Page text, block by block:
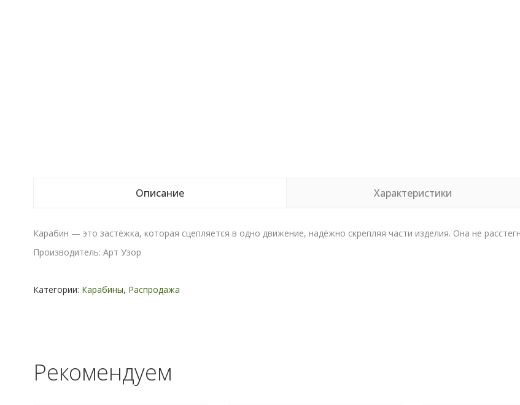
Описание Характеристики
Карабин — это застёжка, которая сцепляется в одно движение, надёжно скрепляя части изделия. Она не
Производитель: Арт Узор
Категории: Карабины, Распродажа
Рекомендуем